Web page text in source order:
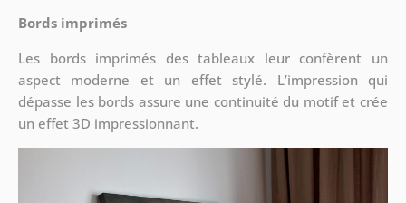
Bords imprimés
Les bords imprimés des tableaux leur confèrent un
aspect moderne et un effet stylé. L’impression qui
dépasse les bords assure une continuité du motif et crée
un effet 3D impressionnant.